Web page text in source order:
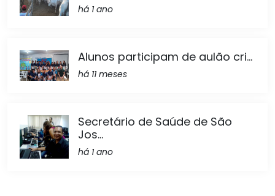
há 1 ano
Alunos participam de aulão cri...
há 11 meses
Secretário de Saúde de São
Jos...
há 1 ano